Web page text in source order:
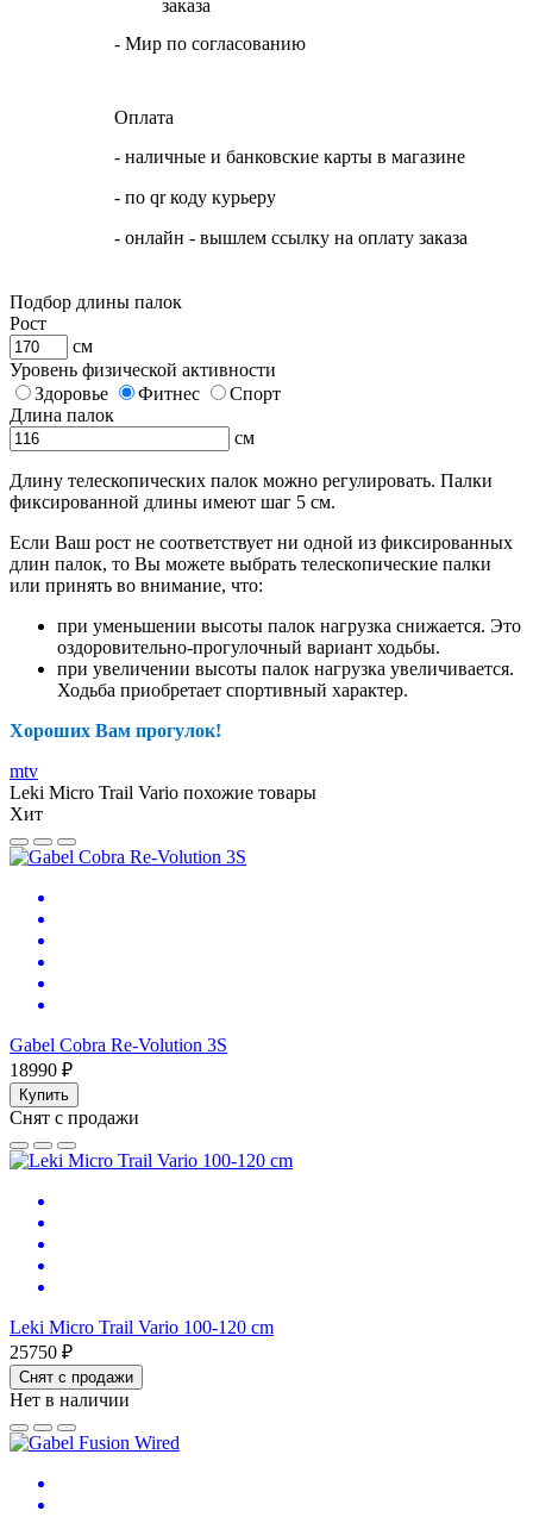
заказа
- Мир по согласованию
Оплата
- наличные и банковские карты в магазине
- по qr коду курьеру
- онлайн - вышлем ссылку на оплату заказа
Подбор длины палок
Рост
см
Уровень физической активности
Здоровье
Фитнес
Спорт
Длина палок
см
Длину телескопических палок можно регулировать. Палки
фиксированной длины имеют шаг 5 см.
Если Ваш рост не соответствует ни одной из фиксированных
длин палок, то Вы можете выбрать телескопические палки
или принять во внимание, что:
при уменьшении высоты палок нагрузка снижается. Это
оздоровительно-прогулочный вариант ходьбы.
при увеличении высоты палок нагрузка увеличивается.
Ходьба приобретает спортивный характер.
Хороших Вам прогулок!
mtv
Leki Micro Trail Vario похожие товары
Хит
Gabel Cobra Re-Volution 3S
18990 ₽
Купить
Снят с продажи
Leki Micro Trail Vario 100-120 cm
25750 ₽
Снят с продажи
Нет в наличии